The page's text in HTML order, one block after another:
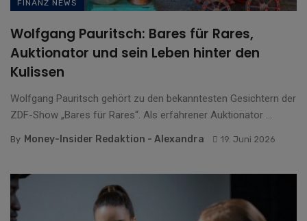
FINANZ NEWS
Wolfgang Pauritsch: Bares für Rares,
Auktionator und sein Leben hinter den
Kulissen
Wolfgang Pauritsch gehört zu den bekanntesten Gesichtern der
ZDF-Show „Bares für Rares“. Als erfahrener Auktionator ...
By Money-Insider Redaktion - Alexandra 19. Juni 2026